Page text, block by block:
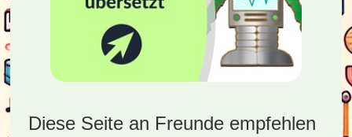
Diese Seite an Freunde empfehlen